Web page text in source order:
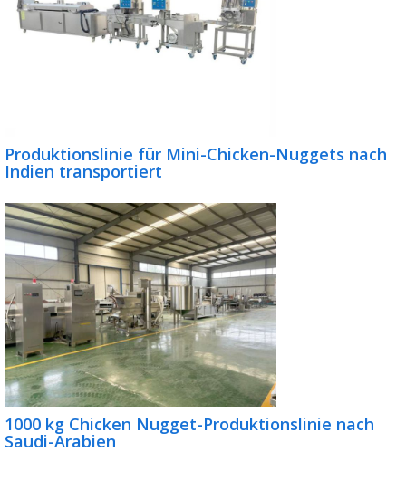
Produktionslinie für Mini-Chicken-Nuggets nach
Indien transportiert
1000 kg Chicken Nugget-Produktionslinie nach
Saudi-Arabien